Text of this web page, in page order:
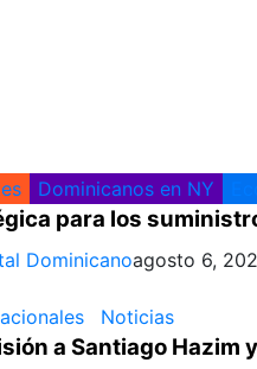
Dominicanos en NY
para los
Dominicanoagosto 6,
Noticias
a Santiago Hazim